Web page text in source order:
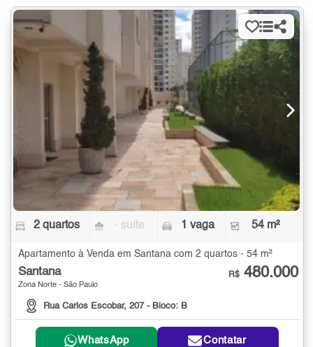
2 quartos - suíte 1 vaga 54 m²
Apartamento à Venda em Santana com 2 quartos - 54 m²
Santana
Zona Norte - São Paulo
Rua Carlos Escobar, 207 - Bloco: B
R$ 480.000
WhatsApp Contatar